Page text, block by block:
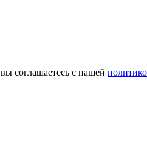
соглашаетесь с нашей